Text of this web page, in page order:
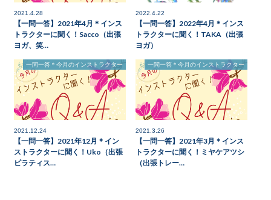
2021.4.28
【一問一答】2021年4月＊インス
トラクターに聞く！Sacco（出張
ヨガ、笑…
2022.4.22
【一問一答】2022年4月＊インス
トラクターに聞く！TAKA（出張
ヨガ）
一問一答＊今月のインストラクター
2021.12.24
【一問一答】2021年12月＊イン
ストラクターに聞く！Uko（出張
ピラティス…
一問一答＊今月のインストラクター
2021.3.26
【一問一答】2021年3月＊インス
トラクターに聞く！ミヤケアツシ
（出張トレー…